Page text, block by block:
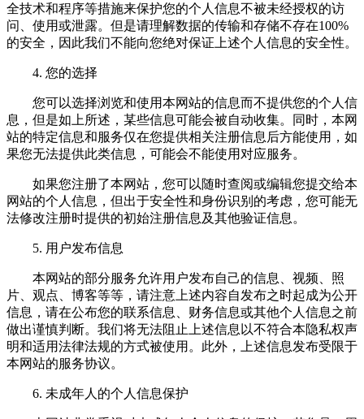
全技术和程序等措施来保护您的个人信息不被未经授权的访
问、使用或泄露。但是请理解数据的传输和存储不存在100%
的安全，因此我们不能向您绝对保证上述个人信息的安全性。
4. 您的选择
您可以选择浏览和使用本网站的信息而不提供您的个人信
息，但是如上所述，某些信息可能会被自动收集。同时，本网
站的特定信息和服务仅在您提供相关注册信息后方能使用，如
果您无法提供此类信息，可能会不能使用对应服务。
如果您注册了本网站，您可以随时查阅或编辑您提交给本
网站的个人信息，但出于安全性和身份识别的考虑，您可能无
法修改注册时提供的初始注册信息及其他验证信息。
5. 用户发布信息
本网站的部分服务允许用户发布自己的信息、视频、照
片、观点、博客等等，请注意上述内容自发布之时起成为公开
信息，请在公布您的联系信息、财务信息或其他个人信息之前
做出谨慎判断。我们将无法阻止上述信息以不符合本隐私权声
明和适用法律法规的方式被使用。此外，上述信息发布受限于
本网站的服务协议。
6. 未成年人的个人信息保护